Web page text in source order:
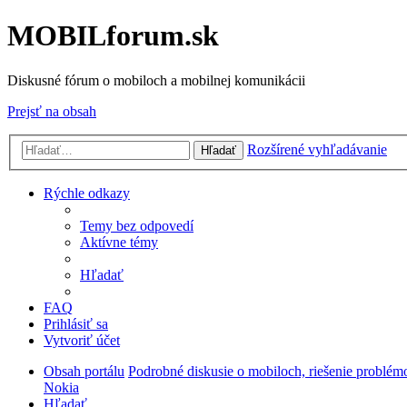
MOBILforum.sk
Diskusné fórum o mobiloch a mobilnej komunikácii
Prejsť na obsah
Hľadať Rozšírené vyhľadávanie
Rýchle odkazy
Temy bez odpovedí
Aktívne témy
Hľadať
FAQ
Prihlásiť sa
Vytvoriť účet
Obsah portálu Podrobné diskusie o mobiloch, riešenie
Nokia